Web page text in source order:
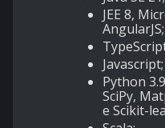
JEE 8,
Javascript;
Python
SciPy,
e Scikit-